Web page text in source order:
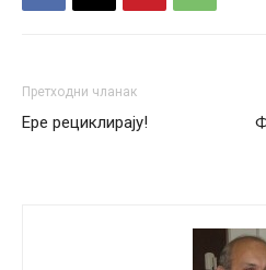
Претходни чланак
Ере рециклирају!